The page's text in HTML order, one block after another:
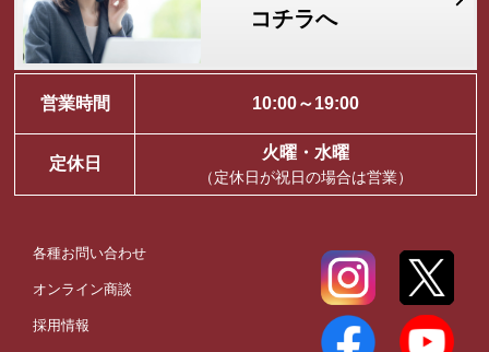
コチラへ
営業時間 10:00～19:00
定休日
火曜・水曜
（定休日が祝日の場合は営業）
各種お問い合わせ
オンライン商談
採用情報